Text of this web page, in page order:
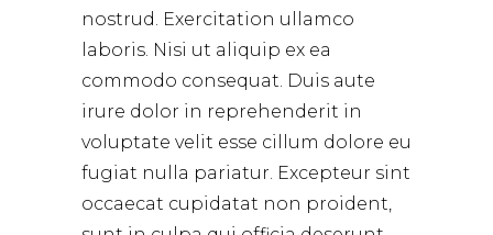
nostrud. Exercitation ullamco
laboris. Nisi ut aliquip ex ea
commodo consequat. Duis aute
irure dolor in reprehenderit in
voluptate velit esse cillum dolore eu
fugiat nulla pariatur. Excepteur sint
occaecat cupidatat non proident,